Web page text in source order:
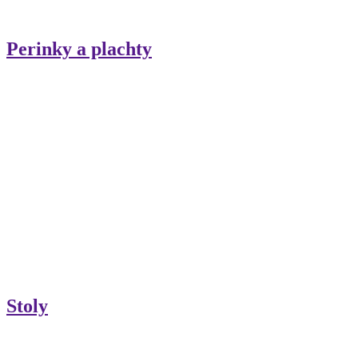
Perinky a plachty
Stoly